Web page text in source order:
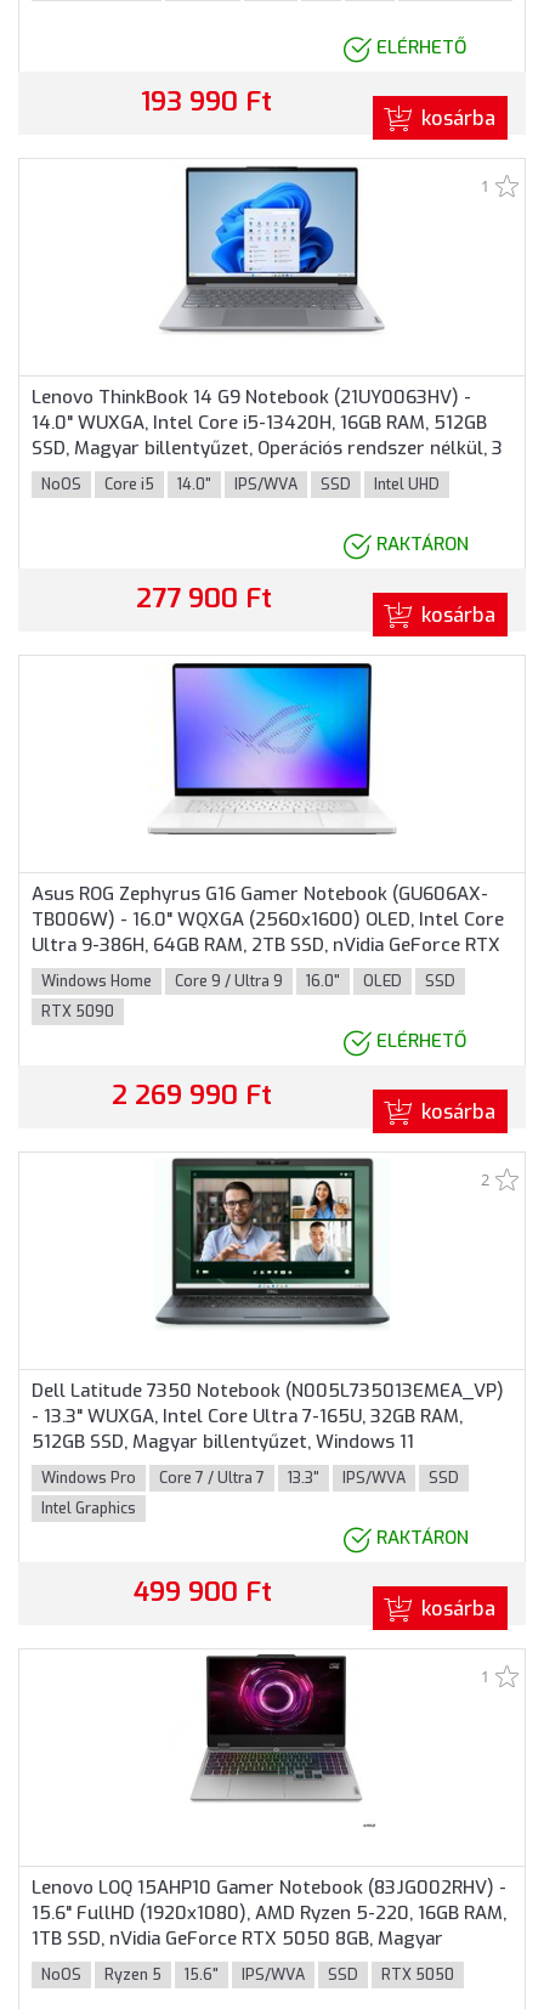
ELÉRHETŐ
193 990 Ft kosárba
1
Lenovo ThinkBook 14 G9 Notebook (21UY0063HV) -
14.0" WUXGA, Intel Core i5-13420H, 16GB RAM, 512GB
SSD, Magyar billentyűzet, Operációs rendszer nélkül, 3
év garancia, Szürke színben
NoOS Core i5 14.0" IPS/WVA SSD Intel UHD
RAKTÁRON
277 900 Ft kosárba
Asus ROG Zephyrus G16 Gamer Notebook (GU606AX-
TB006W) - 16.0" WQXGA (2560x1600) OLED, Intel Core
Ultra 9-386H, 64GB RAM, 2TB SSD, nVidia GeForce RTX
5090 24GB, Magyar billentyűzet, Windows 11 Home, 3
év garancia, Fehér színben
Windows Home Core 9 / Ultra 9 16.0" OLED
SSD
RTX 5090
ELÉRHETŐ
2 269 990 Ft kosárba
2
Dell Latitude 7350 Notebook (N005L735013EMEA_VP)
- 13.3" WUXGA, Intel Core Ultra 7-165U, 32GB RAM,
512GB SSD, Magyar billentyűzet, Windows 11
Professional, 3 év garancia, Sötétszürke színben
Windows Pro Core 7 / Ultra 7 13.3" IPS/WVA
SSD
Intel Graphics
RAKTÁRON
499 900 Ft kosárba
1
Lenovo LOQ 15AHP10 Gamer Notebook (83JG002RHV) -
15.6" FullHD (1920x1080), AMD Ryzen 5-220, 16GB RAM,
1TB SSD, nVidia GeForce RTX 5050 8GB, Magyar
billentyűzet, Operációs rendszer nélkül, 3 év garancia,
Sötétszürke színben
NoOS Ryzen 5 15.6" IPS/WVA SSD RTX 5050